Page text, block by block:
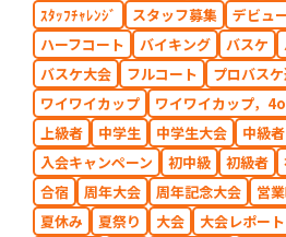
ｽﾀｯﾌﾁｬﾚﾝｼﾞ
スタッフ募集 デビュ
ハーフコート
バイキング バスケ
バスケ大会
フルコート プロバス
ワイワイカップ
ワイワイカップ，
上級者
中学生 中学生大会 中級者
入会キャンペーン
初中級 初級者
合宿
周年大会 周年記念大会 営
夏休み
夏祭り 大会 大会レポート